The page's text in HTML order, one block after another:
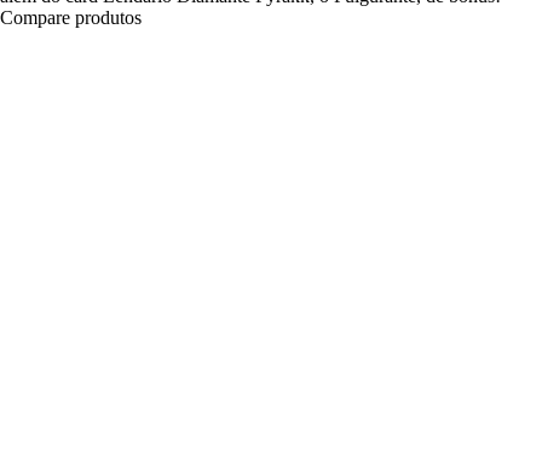
Compare produtos